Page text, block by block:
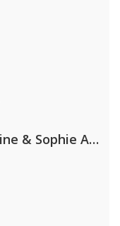
Purple Disco Machine & Sophie And The Giants